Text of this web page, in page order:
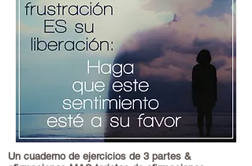
Un cuaderno de ejercicios de 3 partes &